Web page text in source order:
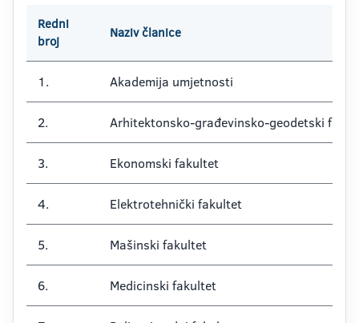
Redni
broj
Naziv članice
1. Akademija umjetnosti
2. Arhitektonsko-građevinsko-geodetski
3. Ekonomski fakultet
4. Elektrotehnički fakultet
5. Mašinski fakultet
6. Medicinski fakultet